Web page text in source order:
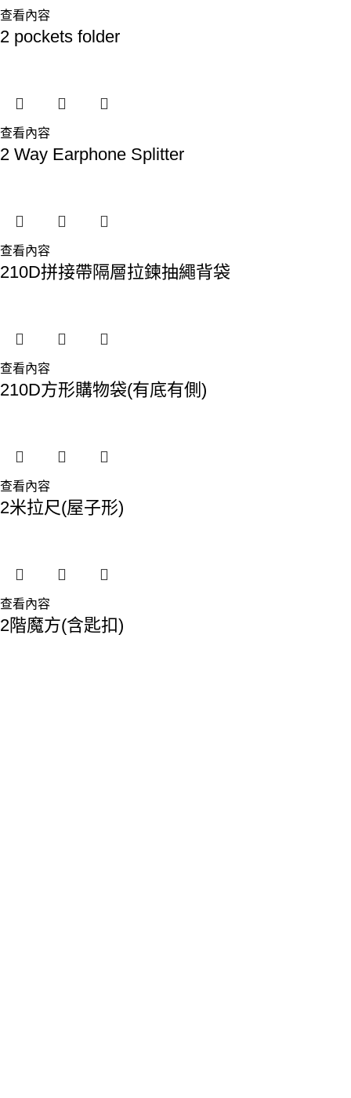
查看內容
2 pockets folder
查看內容
2 Way Earphone Splitter
查看內容
210D拼接帶隔層拉鍊抽繩背袋
查看內容
210D方形購物袋(有底有側)
查看內容
2米拉尺(屋子形)
查看內容
2階魔方(含匙扣)